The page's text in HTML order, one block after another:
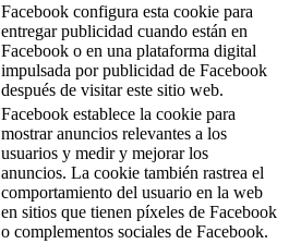
Facebook configura esta cookie para
entregar publicidad cuando están en
Facebook o en una plataforma digital
impulsada por publicidad de Facebook
después de visitar este sitio web.
Facebook establece la cookie para
mostrar anuncios relevantes a los
usuarios y medir y mejorar los
anuncios. La cookie también rastrea el
comportamiento del usuario en la web
en sitios que tienen píxeles de Facebook
o complementos sociales de Facebook.